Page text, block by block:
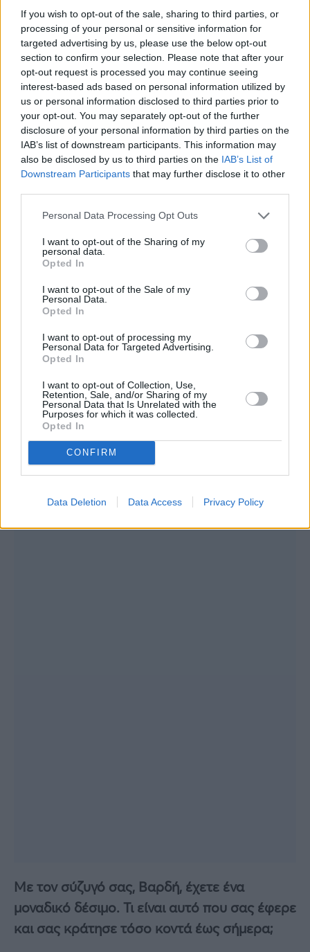
If you wish to opt-out of the sale, sharing to third parties, or
processing of your personal or sensitive information for
targeted advertising by us, please use the below opt-out
section to confirm your selection. Please note that after your
opt-out request is processed you may continue seeing
interest-based ads based on personal information utilized by
us or personal information disclosed to third parties prior to
your opt-out. You may separately opt-out of the further
disclosure of your personal information by third parties on the
IAB’s list of downstream participants. This information may
also be disclosed by us to third parties on the IAB’s List of
Downstream Participants that may further disclose it to other
Personal Data Processing Opt Outs
I want to opt-out of the Sharing of my
personal data.
Opted In
I want to opt-out of the Sale of my
Personal Data.
Opted In
I want to opt-out of processing my
Personal Data for Targeted Advertising.
Opted In
I want to opt-out of Collection, Use,
Retention, Sale, and/or Sharing of my
Personal Data that Is Unrelated with the
Purposes for which it was collected.
Opted In
CONFIRM
Data Deletion Data Access Privacy Policy
Ενώ η εικόνα της ζωής σας άλλαξε σε νεαρή
ηλικία, φροντίσατε να χτίσετε περισσότερο
στην ουσία παρά στο φαίνεσθαι. Πώς το
πετύχατε αυτό;
Η ζωή μου πράγματι εξελίχθηκε με έναν
τρόπο που ποτέ δεν είχα φανταστεί. Η μόνη
επιθυμία, το μόνο που ζήτησα από τον Θεό
ήταν να έχω μια αγαπημένη οικογένεια. Η
οικογένεια και τα παιδιά μας ήταν για εμένα
και τον Βαρδή η πυξίδα και η απόλυτη
προτεραιότητά μας. Οι αρχές και αξίες με τις
νομίζω αυτό που κράτησε την οικογένειά μας
ενωμένη και τους δυο μας με τα πόδια μας
στη γη. Επίσης, ό,τι καταφέραμε το
καταφέραμε με πολύ κόπο, πολλή δουλειά
και έχοντας περάσει πολλές και μεγάλες
δυσκολίες. Το «φαίνεσθαι» δεν μας ενδιέφερε
ποτέ.
Με τον σύζυγό σας, Βαρδή, έχετε ένα
μοναδικό δέσιμο. Τι είναι αυτό που σας έφερε
και σας κράτησε τόσο κοντά έως σήμερα;